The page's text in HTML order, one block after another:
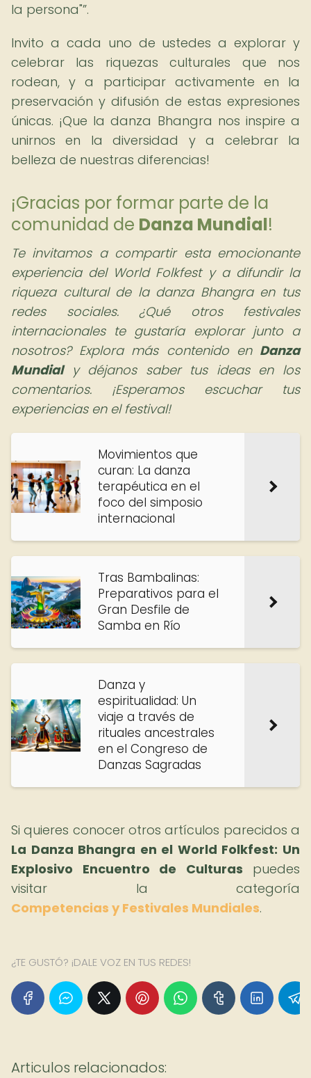
la persona" .
Invito a cada uno de ustedes a explorar y
celebrar las riquezas culturales que nos
rodean, y a participar activamente en la
preservación y difusión de estas expresiones
únicas. ¡Que la danza Bhangra nos inspire a
unirnos en la diversidad y a celebrar la
belleza de nuestras diferencias!
¡Gracias por formar parte de la
comunidad de Danza Mundial!
Te invitamos a compartir esta emocionante
experiencia del World Folkfest y a difundir la
riqueza cultural de la danza Bhangra en tus
redes sociales. ¿Qué otros festivales
internacionales te gustaría explorar junto a
nosotros? Explora más contenido en Danza
Mundialy déjanos saber tus ideas en los
comentarios. ¡Esperamos escuchar tus
experiencias en el festival!
Movimientos que
curan: La danza
terapéutica en el
foco del simposio
internacional
Tras Bambalinas:
Preparativos para el
Gran Desfile de
Samba en Río
Danza y
espiritualidad: Un
viaje a través de
rituales ancestrales
en el Congreso de
Danzas Sagradas
Si quieres conocer otros artículos parecidos a
La Danza Bhangra en el World Folkfest: Un
Explosivo Encuentro de Culturas puedes
visitar la categoría
Competencias y Festivales Mundiales.
¿TE GUSTÓ? ¡DALE VOZ EN TUS REDES!
Articulos relacionados: